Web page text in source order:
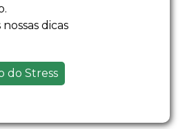
nossas dicas
do Stress